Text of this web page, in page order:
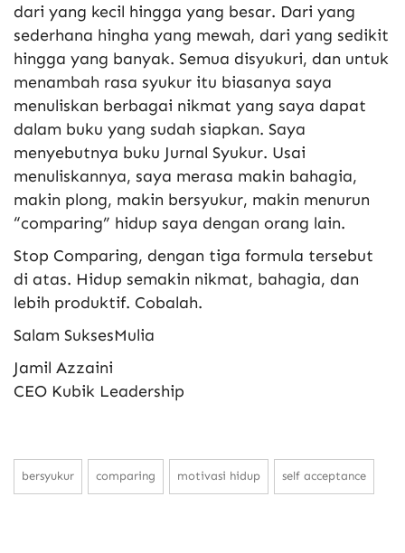
dari yang kecil hingga yang besar. Dari yang
sederhana hingha yang mewah, dari yang sedikit
hingga yang banyak. Semua disyukuri, dan untuk
menambah rasa syukur itu biasanya saya
menuliskan berbagai nikmat yang saya dapat
dalam buku yang sudah siapkan. Saya
menyebutnya buku Jurnal Syukur. Usai
menuliskannya, saya merasa makin bahagia,
makin plong, makin bersyukur, makin menurun
“comparing” hidup saya dengan orang lain.
Stop Comparing, dengan tiga formula tersebut
di atas. Hidup semakin nikmat, bahagia, dan
lebih produktif. Cobalah.
Salam SuksesMulia
Jamil Azzaini
CEO Kubik Leadership
bersyukur comparing motivasi hidup self acceptance